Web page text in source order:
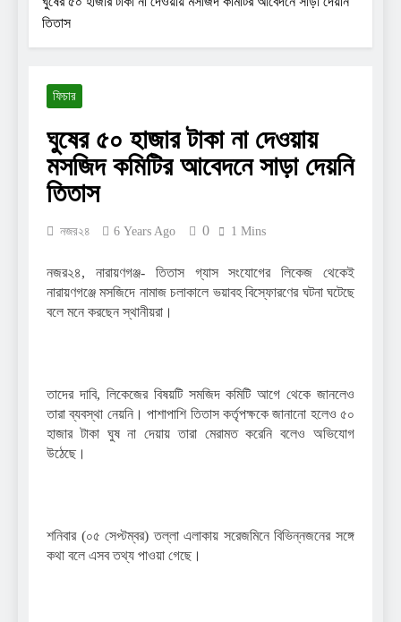
তিতাস
ফিচার
ঘুষের ৫০ হাজার টাকা না দেওয়ায়
মসজিদ কমিটির আবেদনে সাড়া দেয়নি
তিতাস
নজর২৪ 6 Years Ago 0 1 Mins
নজর২৪, নারায়ণগঞ্জ- তিতাস গ্যাস সংযোগের লিকেজ থেকেই
নারায়ণগঞ্জে মসজিদে নামাজ চলাকালে ভয়াবহ বিস্ফোরণের ঘটনা ঘটেছে
বলে মনে করছেন স্থানীয়রা।
তাদের দাবি, লিকেজের বিষয়টি সমজিদ কমিটি আগে থেকে জানলেও
তারা ব্যবস্থা নেয়নি। পাশাপাশি তিতাস কর্তৃপক্ষকে জানানো হলেও ৫০
হাজার টাকা ঘুষ না দেয়ায় তারা মেরামত করেনি বলেও অভিযোগ
উঠেছে।
শনিবার (০৫ সেপ্টম্বর) তল্লা এলাকায় সরেজমিনে বিভিন্নজনের সঙ্গে
কথা বলে এসব তথ্য পাওয়া গেছে।